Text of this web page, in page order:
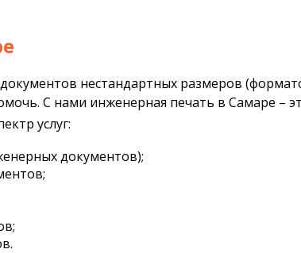
нестандартных размеров
С нами инженерная печать в Самаре –
услуг:
документов);